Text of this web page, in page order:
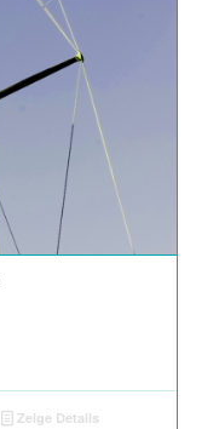
Zeige Details